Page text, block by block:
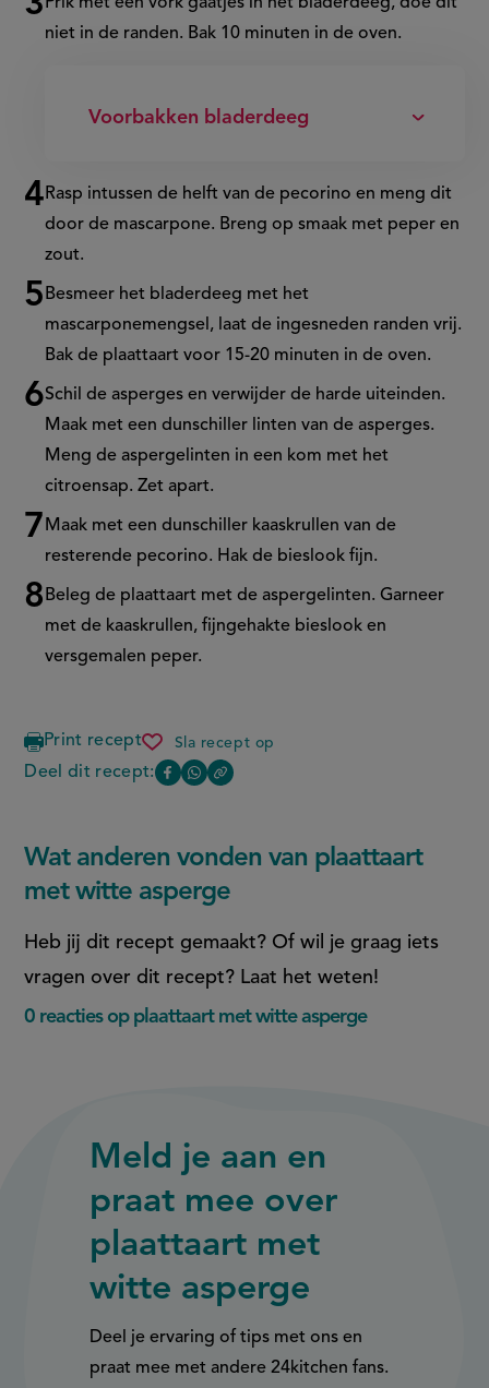
niet in de randen. Bak 10 minuten in de oven.
Voorbakken bladerdeeg
Rasp intussen de helft van de pecorino en meng dit
door de mascarpone. Breng op smaak met peper en
zout.
Besmeer het bladerdeeg met het
mascarponemengsel, laat de ingesneden randen vrij.
Bak de plaattaart voor 15-20 minuten in de oven.
Schil de asperges en verwijder de harde uiteinden.
Maak met een dunschiller linten van de asperges.
Meng de aspergelinten in een kom met het
citroensap. Zet apart.
Maak met een dunschiller kaaskrullen van de
resterende pecorino. Hak de bieslook fijn.
Beleg de plaattaart met de aspergelinten. Garneer
met de kaaskrullen, fijngehakte bieslook en
versgemalen peper.
Print recept Sla recept op
plaattaart
met
witte
Deel dit recept:
Deel
pagina
Facebook
(opent
in
Deel
pagina
WhatsApp
(opent
in
Copy
this
Wat anderen vonden van plaattaart
met witte asperge
Heb jij dit recept gemaakt? Of wil je graag iets
vragen over dit recept? Laat het weten!
0 reacties op plaattaart met witte asperge
Meld je aan en
praat mee over
plaattaart met
witte asperge
Deel je ervaring of tips met ons en
praat mee met andere 24kitchen fans.